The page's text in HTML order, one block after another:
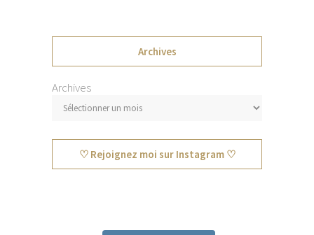
Archives
Archives
♡ Rejoignez moi sur Instagram ♡